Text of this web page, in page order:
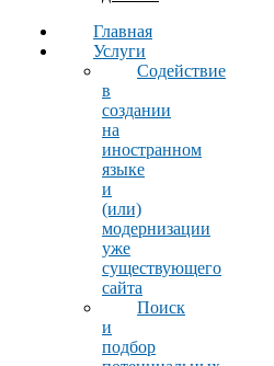
Главная
Услуги
Содействие
в
создании
на
иностранном
языке
и
(или)
модернизации
уже
существующего
сайта
Поиск
и
подбор